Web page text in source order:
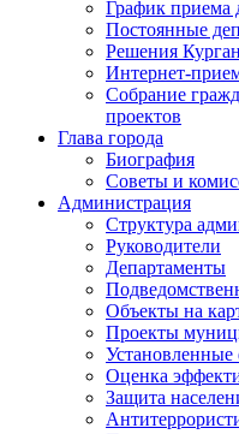
График приема
Постоянные
Решения
Интернет-
Собрание
проектов
Глава города
Биография
Советы и
Администрация
Структура
Руководители
Департаменты
Объекты на
Проекты
Оценка
Защита